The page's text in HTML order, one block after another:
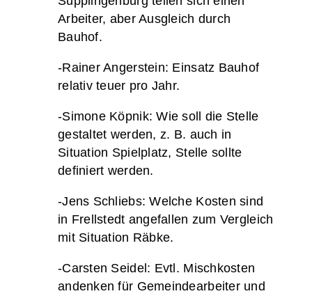
Arbeiter, aber Ausgleich durch
Bauhof.
-Rainer Angerstein: Einsatz Bauhof
relativ teuer pro Jahr.
-Simone Köpnik: Wie soll die Stelle
gestaltet werden, z. B. auch in
Situation Spielplatz, Stelle sollte
definiert werden.
-Jens Schliebs: Welche Kosten sind
in Frellstedt angefallen zum Vergleich
mit Situation Räbke.
-Carsten Seidel: Evtl. Mischkosten
andenken für Gemeindearbeiter und